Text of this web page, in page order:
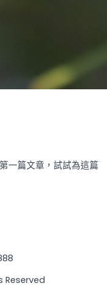
一篇文章，試試為這篇
Reserved